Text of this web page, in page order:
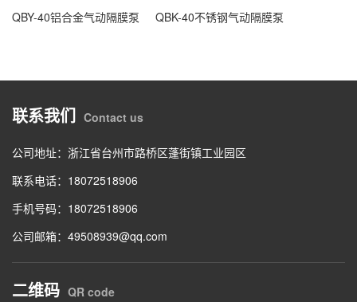
QBY-40铝合金气动隔膜泵
QBK-40不锈钢气动隔膜泵
联系我们 Contact us
公司地址：浙江省台州市路桥区蓬街镇工业园区
联系电话：18072518906
手机号码：18072518906
公司邮箱：49508939@qq.com
二维码 QR code